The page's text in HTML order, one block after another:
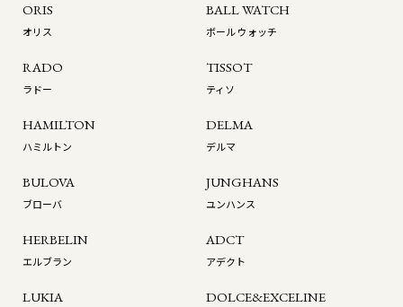
ORIS
オリス
BALL WATCH
ボール ウォッチ
RADO
ラドー
TISSOT
ティソ
HAMILTON
ハミルトン
DELMA
デルマ
BULOVA
ブローバ
JUNGHANS
ユンハンス
HERBELIN
エルブラン
ADCT
アデクト
LUKIA DOLCE&EXCELINE